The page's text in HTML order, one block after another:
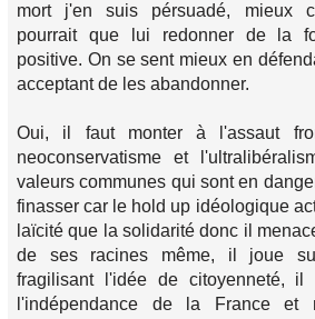
mort j'en suis pérsuadé, mieux
pourrait que lui redonner de la
positive. On se sent mieux en
acceptant de les abandonner.
Oui, il faut monter à l'assaut
neoconservatisme et
valeurs communes qui sont en
finasser car le hold up idéologique
laïcité que la solidarité donc il
de ses racines même, il joue
fragilisant l'idée de citoyenneté, il
l'indépendance de la France et